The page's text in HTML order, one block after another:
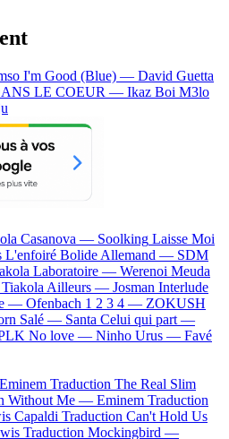
I'm Good (Blue) — David Guetta
LE COEUR — Ikaz Boi M3lo
Casanova — Soolking Laisse Moi
L'enfoiré Bolide Allemand — SDM
Laboratoire — Werenoi Meuda
Ailleurs — Josman Interlude
— Ofenbach 1 2 3 4 — ZOKUSH
Salé — Santa Celui qui part —
No love — Ninho Urus — Favé
Eminem Traduction The Real Slim
Without Me — Eminem Traduction
Capaldi Traduction Can't Hold Us
Traduction Mockingbird —